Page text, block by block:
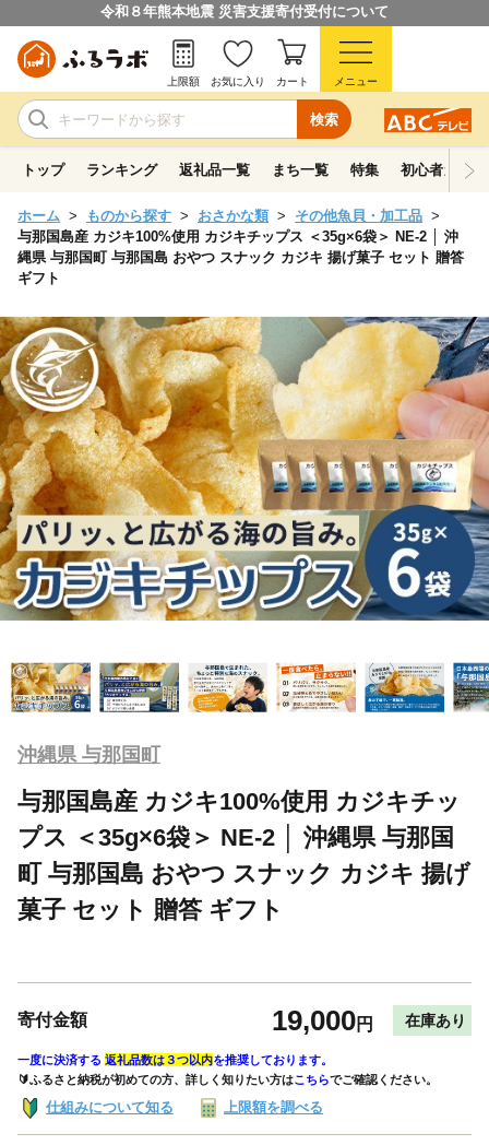
令和８年熊本地震 災害支援寄付受付について
検索
上限額 お気に入り カート メニュー
トップ ランキング 返礼品一覧 まち一覧 特集 初心者ガイド
ホーム ものから探す おさかな類
その他魚貝・加工品
与那国島産 カジキ100%使用 カジキチップス ＜35g×6袋＞ NE-2 │ 沖
縄県 与那国町 与那国島 おやつ スナック カジキ 揚げ菓子 セット 贈答
ギフト
沖縄県 与那国町
与那国島産 カジキ100%使用 カジキチッ
プス ＜35g×6袋＞ NE-2 │ 沖縄県 与那国
町 与那国島 おやつ スナック カジキ 揚げ
菓子 セット 贈答 ギフト
寄付金額 19,000円 在庫あり
一度に決済する 返礼品数は３つ以内を推奨しております。
🔰ふるさと納税が初めての方、詳しく知りたい方はこちらでご確認ください。
仕組みについて知る 上限額を調べる